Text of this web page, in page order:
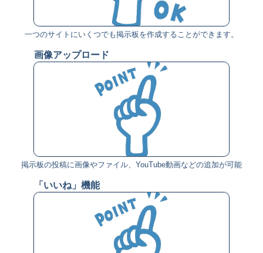
一つのサイトにいくつでも掲示板を作成することができます。
画像アップロード
掲示板の投稿に画像やファイル、YouTube動画などの追加が可能
「いいね」機能